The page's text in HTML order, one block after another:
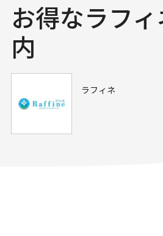
お得なラフ
内
ラフィネ